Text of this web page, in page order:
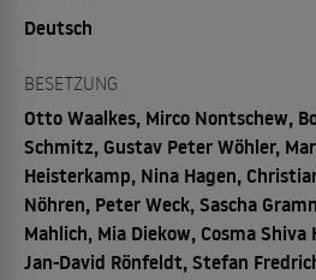
Deutsch
BESETZUNG
Otto Waalkes, Mirco Nontschew,
Schmitz, Gustav Peter Wöhler,
Heisterkamp, Nina Hagen,
Nöhren, Peter Weck, Sascha
Mahlich, Mia Diekow, Cosma Shiva
Jan-David Rönfeldt, Stefan